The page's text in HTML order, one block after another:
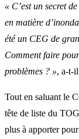
« C’est un secret
en matière
été un CEG de
Comment faire
problèmes ? », a-t-
Tout en saluant le
tête de liste du
plus à apporter